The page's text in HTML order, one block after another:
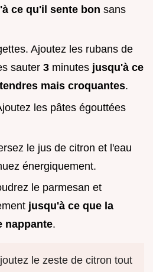
ce qu'il sente bon sans
Ajoutez les rubans de
sauter 3 minutes jusqu'à ce
mais croquantes.
les pâtes égouttées
le jus de citron et l'eau
énergiquement.
le parmesan et
jusqu'à ce que la
nappante.
le zeste de citron tout